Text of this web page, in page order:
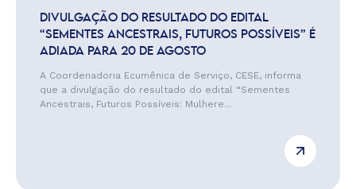
DIVULGAÇÃO DO RESULTADO DO EDITAL
“SEMENTES ANCESTRAIS, FUTUROS POSSÍVEIS” É
ADIADA PARA 20 DE AGOSTO
A Coordenadoria Ecumênica de Serviço, CESE, informa
que a divulgação do resultado do edital “Sementes
Ancestrais, Futuros Possíveis: Mulhere...